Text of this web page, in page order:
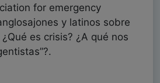
for emergency
y latinos sobre
¿Qué es crisis? ¿A qué nos